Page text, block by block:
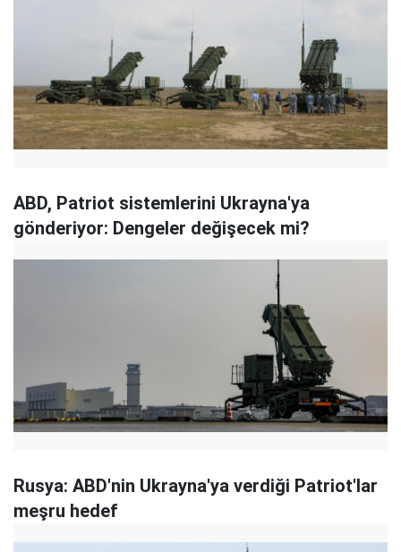
ABD, Patriot sistemlerini Ukrayna'ya
gönderiyor: Dengeler değişecek mi?
Rusya: ABD'nin Ukrayna'ya verdiği Patriot'lar
meşru hedef